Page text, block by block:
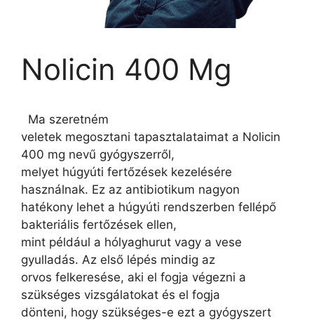
Nolicin 400 Mg
Ma szeretném
veletek megosztani tapasztalataimat a Nolicin
400 mg nevű gyógyszerről,
melyet húgyúti fertőzések kezelésére
használnak. Ez az antibiotikum nagyon
hatékony lehet a húgyúti rendszerben fellépő
bakteriális fertőzések ellen,
mint például a hólyaghurut vagy a vese
gyulladás. Az első lépés mindig az
orvos felkeresése, aki el fogja végezni a
szükséges vizsgálatokat és el fogja
dönteni, hogy szükséges-e ezt a gyógyszert